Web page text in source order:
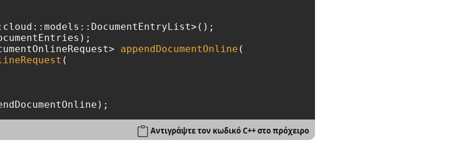
appendDocumentOnline (
(
Αντιγράψτε τον κωδικό C++ στο πρόχειρο